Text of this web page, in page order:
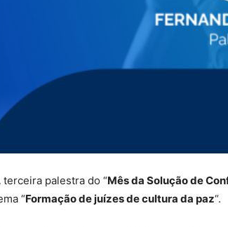
terceira palestra do “Mês da Solução de
“Formação de juízes de cultura da paz“.